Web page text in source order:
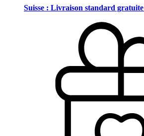
Suisse : Livraison standard gratuite